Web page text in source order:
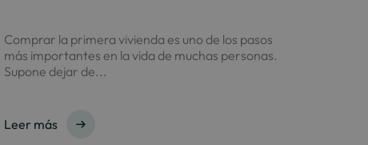
Comprar la primera vivienda es uno de los pasos
más importantes en la vida de muchas personas.
Supone dejar de...
Leer más